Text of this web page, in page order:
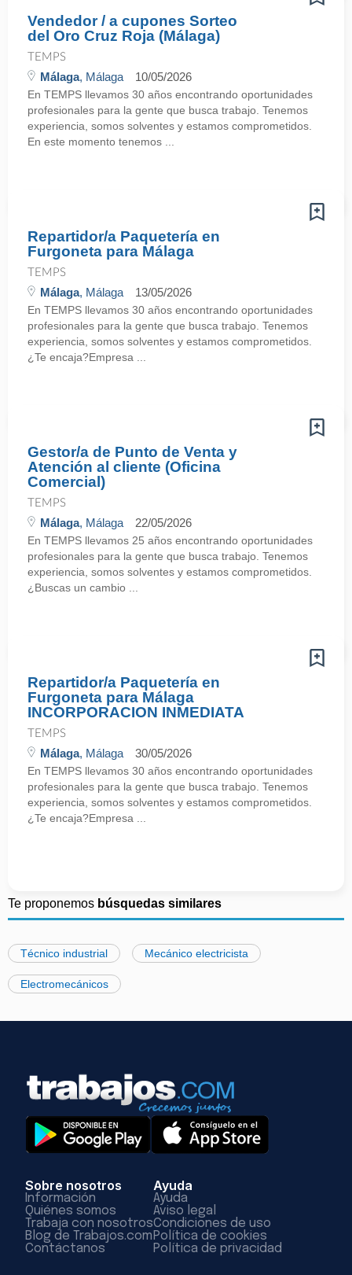
Vendedor / a cupones Sorteo
del Oro Cruz Roja (Málaga)
TEMPS
Málaga, Málaga 10/05/2026
En TEMPS llevamos 30 años encontrando oportunidades
profesionales para la gente que busca trabajo. Tenemos
experiencia, somos solventes y estamos comprometidos.
En este momento tenemos ...
Repartidor/a Paquetería en
Furgoneta para Málaga
TEMPS
Málaga, Málaga 13/05/2026
En TEMPS llevamos 30 años encontrando oportunidades
profesionales para la gente que busca trabajo. Tenemos
experiencia, somos solventes y estamos comprometidos.
¿Te encaja?Empresa ...
Gestor/a de Punto de Venta y
Atención al cliente (Oficina
Comercial)
TEMPS
Málaga, Málaga 22/05/2026
En TEMPS llevamos 25 años encontrando oportunidades
profesionales para la gente que busca trabajo. Tenemos
experiencia, somos solventes y estamos comprometidos.
¿Buscas un cambio ...
Repartidor/a Paquetería en
Furgoneta para Málaga
INCORPORACION INMEDIATA
TEMPS
Málaga, Málaga 30/05/2026
En TEMPS llevamos 30 años encontrando oportunidades
profesionales para la gente que busca trabajo. Tenemos
experiencia, somos solventes y estamos comprometidos.
¿Te encaja?Empresa ...
Te proponemos búsquedas similares
Técnico industrial Mecánico electricista
Electromecánicos
Sobre nosotros
Información
Quiénes somos
Trabaja con nosotros
Blog de Trabajos.com
Contáctanos
Ayuda
Ayuda
Aviso legal
Condiciones de uso
Política de cookies
Política de privacidad